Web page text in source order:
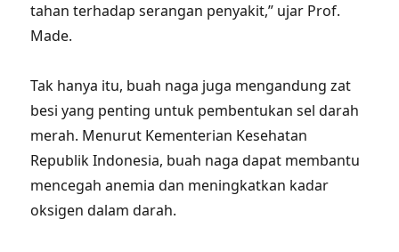
tahan terhadap serangan penyakit,” ujar Prof.
Made.
Tak hanya itu, buah naga juga mengandung zat
besi yang penting untuk pembentukan sel darah
merah. Menurut Kementerian Kesehatan
Republik Indonesia, buah naga dapat membantu
mencegah anemia dan meningkatkan kadar
oksigen dalam darah.